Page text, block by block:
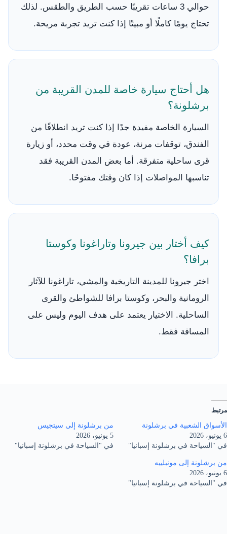
حوالي 3 ساعات تقريبًا حسب الطريق والطقس. لذلك
تحتاج يومًا كاملًا أو مبيتًا إذا كنت تريد تجربة مريحة.
هل أحتاج سيارة خاصة للمدن القريبة من
برشلونة؟
السيارة الخاصة مفيدة جدًا إذا كنت تريد انطلاقًا من
الفندق، توقفات مرنة، عودة في وقت محدد، أو زيارة
قرى ساحلية متفرقة. أما بعض المدن القريبة فقد
تناسبها المواصلات إذا كان وقتك مفتوحًا.
كيف أختار بين جيرونا وتاراغونا وكوستا
برافا؟
اختر جيرونا للمدينة التاريخية والمشي، تاراغونا للآثار
الرومانية والبحر، وكوستا برافا للشواطئ والقرى
الساحلية. الاختيار يعتمد على هدف اليوم وليس على
المسافة فقط.
مرتبط
الأسواق الشعبية في برشلونة
6 يونيو، 2026
في "السياحة في برشلونة إسبانيا"
من برشلونة إلى سيتجيس
5 يونيو، 2026
في "السياحة في برشلونة إسبانيا"
من برشلونة إلى مونبلييه
6 يونيو، 2026
في "السياحة في برشلونة إسبانيا"